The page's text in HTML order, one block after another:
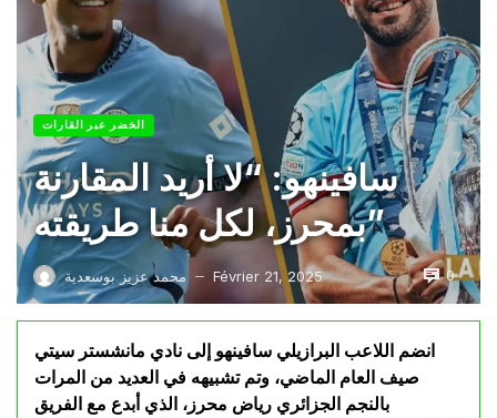
الخضر عبر القارات
سافينهو: “لا أريد المقارنة
بمحرز، لكل منا طريقته”
محمد عزيز بوسعدية — Février 21, 2025 0
انضم اللاعب البرازيلي سافينهو إلى نادي مانشستر سيتي
صيف العام الماضي، وتم تشبيهه في العديد من المرات
بالنجم الجزائري رياض محرز، الذي أبدع مع الفريق